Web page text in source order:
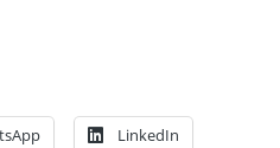
LinkedIn